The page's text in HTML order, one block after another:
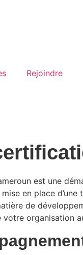
Rejoindre
est une
en place
de
votre